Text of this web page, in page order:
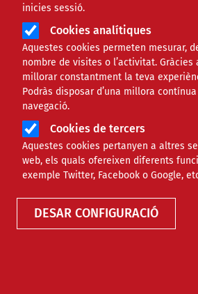
inicies sessió.
Cookies analítiques
Aquestes cookies permeten mesurar,
nombre de visites o l’activitat. Gràcies
millorar constantment la teva
Podràs disposar d’una millora
navegació.
Cookies de tercers
Aquestes cookies pertanyen a altres
web, els quals ofereixen diferents
exemple Twitter, Facebook o Google,
DESAR CONFIGURACIÓ
Àmbit
Una aproximació a
l’habitatge
Comparteix
F
a
X Compartir en
22/09/2021
Entitat redactora F Pere Tarrés